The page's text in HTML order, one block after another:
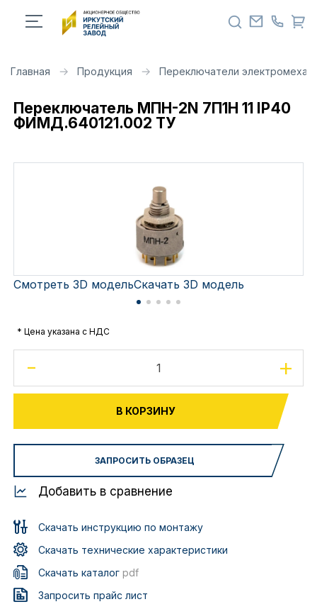
Главная Продукция Переключатели
Переключатель МПН-2N 7П1Н 11 IP40
ФИМД.640121.002 ТУ
Смотреть 3D модельСкачать 3D модель
* Цена указана с НДС
- +
В КОРЗИНУ
ЗАПРОСИТЬ ОБРАЗЕЦ
Добавить в сравнение
Скачать инструкцию по монтажу
Скачать технические характеристики
Скачать каталогpdf
Запросить прайс лист